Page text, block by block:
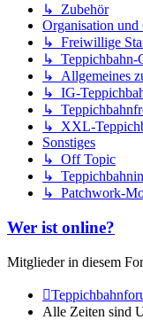
↳ Zubehör
Organisation und
↳ Freiwillige
↳ Teppichbahn-
↳ Allgemeines
↳ IG-
↳
↳ XXL-
Sonstiges
↳ Off Topic
↳
↳ Patchwork-
Wer ist online?
Mitglieder in diesem
Alle Zeiten sind